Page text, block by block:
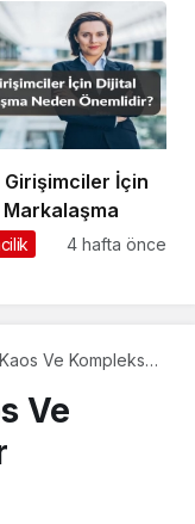
Geri Sayım!
Girişimciler İçin
4 hafta önce
Ve Kompleks
Ve